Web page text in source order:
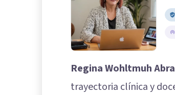
Regina Wohltmuh
trayectoria clínica y